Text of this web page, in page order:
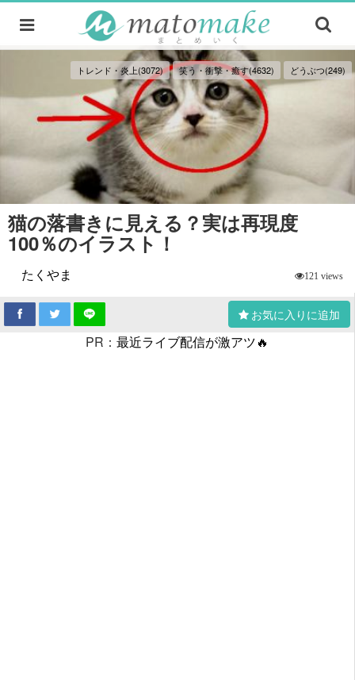
トレンド・炎上(3072) 笑う・衝撃・癒す(4632) どうぶつ(249)
猫の落書きに見える？実は再現度
100％のイラスト！
たくやま 121 views
お気に入りに追加
PR： 最近ライブ配信が激アツ🔥